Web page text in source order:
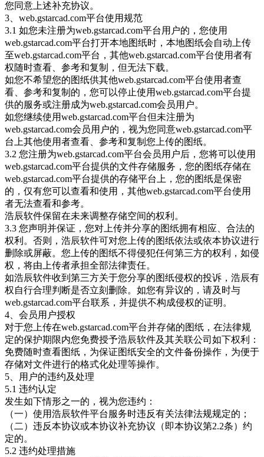
您同意上述补充协议。
3、web.gstarcad.com平台使用规范
3.1 如您未注册为web.gstarcad.com平台用户的，您使用
web.gstarcad.com平台打开本地图纸时，本地图纸会自动上传
至web.gstarcad.com平台，其他web.gstarcad.com平台使用者有
权随时查看、参考和复制，但无法下载。
如您不希望您的图纸供其他web.gstarcad.com平台使用者查
看、参考和复制的，您可以停止使用web.gstarcad.com平台提
供的服务或注册成为web.gstarcad.com会员用户。
如您继续使用web.gstarcad.com平台但未注册为
web.gstarcad.com会员用户的，视为您同意web.gstarcad.com平
台上其他使用者查看、参考和复制您上传的图纸。
3.2 您注册为web.gstarcad.com平台会员用户后，您将可以使用
web.gstarcad.com平台提供的文件存储服务，您的图纸存储在
web.gstarcad.com平台提供的存储平台上，您的图纸是保密
的，仅有您可以查看和使用，其他web.gstarcad.com平台使用
者无法查看和参考。
浩辰软件保留在未来调整存储空间的权利。
3.3 您声明并保证，您对上传并分享的图纸拥有相应、合法的
权利。否则，浩辰软件可对您上传的图纸依法或依本协议进行
删除或屏蔽。您上传的图纸不得侵犯任何第三方的权利，如侵
权，将由上传者承担全部法律责任。
如浩辰软件收到第三方关于您分享的图纸侵权的投诉，浩辰有
权自行合理判断是否立刻删除。如您有异议的，请及时与
web.gstarcad.com平台联系，并提供不构成侵权的证明。
4、会员用户授权
对于您上传在web.gstarcad.com平台并存储的图纸，在法律规
定的保护期限内您免费授予浩辰软件及其关联公司如下权利：
免费随时查看图纸，为保证图纸安全的文件备份操作，为便于
存储对文件进行的格式化处理等操作。
5、用户的违约及处理
5.1 违约认定
发生如下情形之一的，视为您违约：
（一）使用浩辰软件平台服务时违反有关法律法规规定的；
（二）违反本协议或本协议补充协议（即本协议第2.2条）约
定的。
5.2 违约处理措施